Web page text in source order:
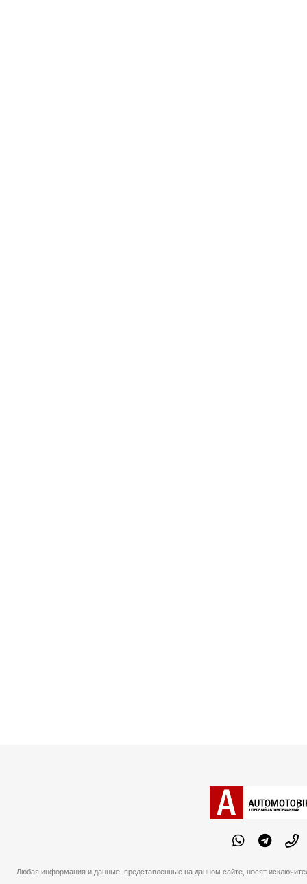
Любая информация и данные, представленные на данном сайте, носят